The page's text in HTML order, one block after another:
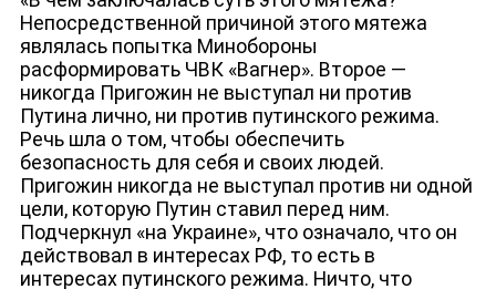
Непосредственной причиной этого мятежа
являлась попытка Минобороны
расформировать ЧВК «Вагнер». Второе —
никогда Пригожин не выступал ни против
Путина лично, ни против путинского режима.
Речь шла о том, чтобы обеспечить
безопасность для себя и своих людей.
Пригожин никогда не выступал против ни одной
цели, которую Путин ставил перед ним.
Подчеркнул «на Украине», что означало, что он
действовал в интересах РФ, то есть в
интересах путинского режима. Ничто, что